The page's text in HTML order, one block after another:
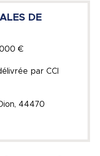
DE
€
par CCI
44470